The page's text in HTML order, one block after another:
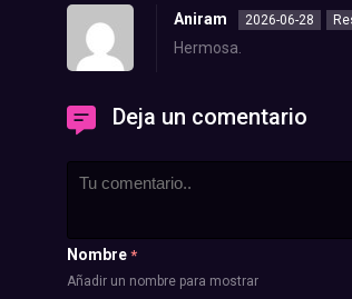
Aniram 2026-06-28
Hermosa.
Deja un comentario
Nombre *
Añadir un nombre para mostrar